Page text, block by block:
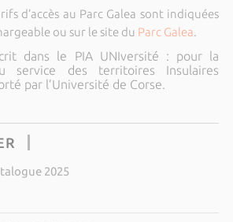
d’accès au Parc Galea sont indiquées
ou sur le site du Parc Galea.
dans le PIA UNIversité : pour la
service des territoires Insulaires
par l’Université de Corse.
2025